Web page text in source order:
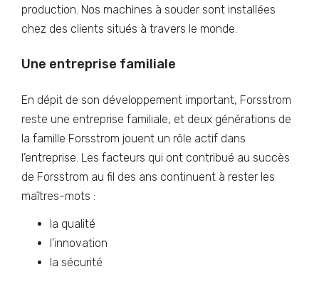
production. Nos machines à souder sont installées
chez des clients situés à travers le monde.
Une entreprise familiale
En dépit de son développement important, Forsstrom
reste une entreprise familiale, et deux générations de
la famille Forsstrom jouent un rôle actif dans
l’entreprise. Les facteurs qui ont contribué au succès
de Forsstrom au fil des ans continuent à rester les
maîtres-mots :
la qualité
l’innovation
la sécurité